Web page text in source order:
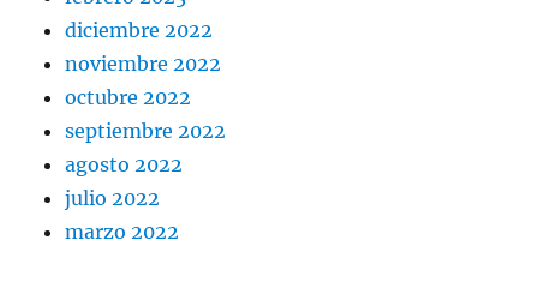
diciembre 2022
noviembre 2022
octubre 2022
septiembre 2022
agosto 2022
julio 2022
marzo 2022